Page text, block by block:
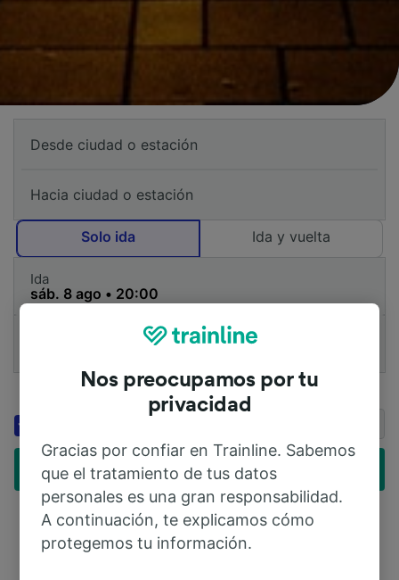
Solo ida Ida y vuelta
Ida
1 Adulto (26-59)
Añadir código de descuento
Ahorra hasta un 20 % en
Encuentra billetes baratos
Nos preocupamos por tu
privacidad
Gracias por confiar en Trainline. Sabemos
que el tratamiento de tus datos
personales es una gran responsabilidad.
A continuación, te explicamos cómo
protegemos tu información.